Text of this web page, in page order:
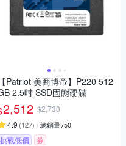
【Patriot 美商博帝】P220 512
2.5吋 SSD固態硬碟
2,512 $2,730
4.9 (127) 總銷量>50
挑戰低價 券